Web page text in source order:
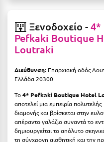
Καστοριά
Κατερίνη
Κέα - Τζιά
Κερατέα
Κέρκυρα
Κεφαλονιά
Ξενοδοχείο -4*
Pefkaki Boutique
Loutraki
Διεύθυνση: Επαρχιακή οδός
Ελλάδα 20300
Το4* Pefkaki Boutique Hotel
αποτελεί μια εμπειρία πολυτελής
διαμονής και βρίσκεται στην
απέραντο γαλάζιο συναντά το
δημιουργείται το απόλυτο
τη σύγχρονη αισθητική και την